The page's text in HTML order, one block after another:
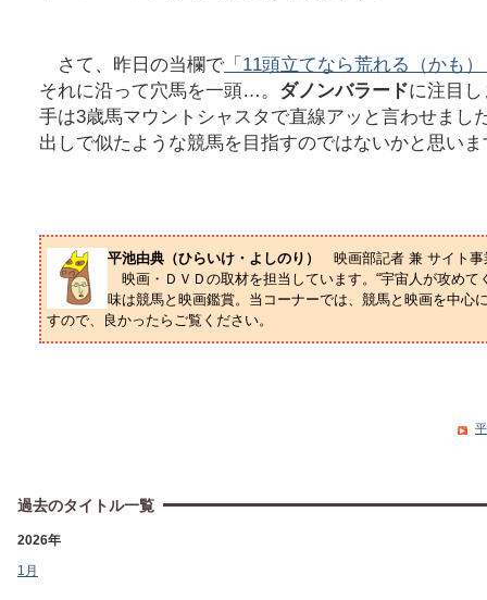
さて、昨日の当欄で 「11頭立てなら荒れる（かも
それに沿って穴馬を一頭…。 ダノンバラードに注目
手は3歳馬マウントシャスタで直線アッと言わせまし
出しで似たような競馬を目指すのではないかと思いま
平池由典（ひらいけ・よしのり） 映画部記者 兼 サイト
映画・ＤＶＤの取材を担当しています。“宇宙人が攻めて
味は競馬と映画鑑賞。当コーナーでは、競馬と映画を中心
すので、良かったらご覧ください。
過去のタイトル一覧
2026年
1月